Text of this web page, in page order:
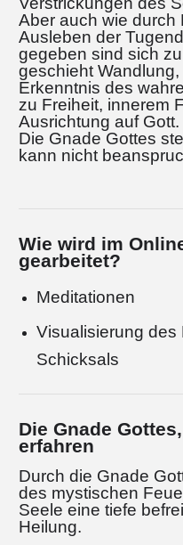
Aber auch wie durch
Ausleben der
gegeben sind sich
geschieht
Erkenntnis des
zu Freiheit, innerem
Ausrichtung auf Gott.
Die Gnade Gottes
kann nicht
Wie wird im
gearbeitet?
Meditationen
Visualisierung des
Schicksals
Die Gnade
erfahren
Durch die Gnade
des mystischen
Seele eine tiefe
Heilung.